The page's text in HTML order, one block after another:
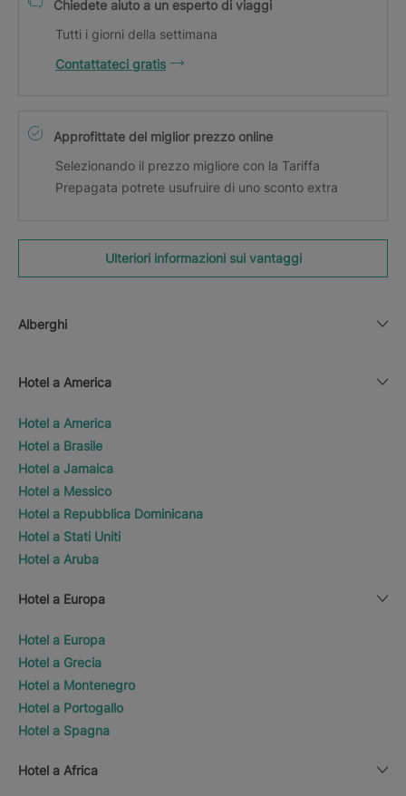
Chiedete aiuto a un esperto di viaggi
Tutti i giorni della settimana
Contattateci gratis
Approfittate del miglior prezzo online
Selezionando il prezzo migliore con la Tariffa
Prepagata potrete usufruire di uno sconto extra
Ulteriori informazioni sui vantaggi
Alberghi
Hotel a America
Hotel a America
Hotel a Brasile
Hotel a Jamaica
Hotel a Messico
Hotel a Repubblica Dominicana
Hotel a Stati Uniti
Hotel a Aruba
Hotel a Europa
Hotel a Europa
Hotel a Grecia
Hotel a Montenegro
Hotel a Portogallo
Hotel a Spagna
Hotel a Africa